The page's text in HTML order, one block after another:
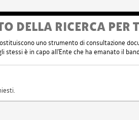
DELLA RICERCA PER
uno strumento di consultazione
stessi è in capo all'Ente che ha emanato il